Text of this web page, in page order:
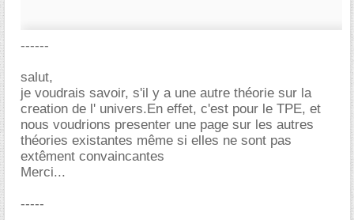
------
salut,
je voudrais savoir, s'il y a une autre théorie sur la
creation de l' univers.En effet, c'est pour le TPE, et
nous voudrions presenter une page sur les autres
théories existantes même si elles ne sont pas
extêment convaincantes
Merci...
-----